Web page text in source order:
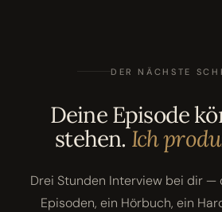
DER NÄCHSTE
Deine Episode
stehen.Ich
Drei Stunden Interview bei dir —
Episoden, ein Hörbuch, ein